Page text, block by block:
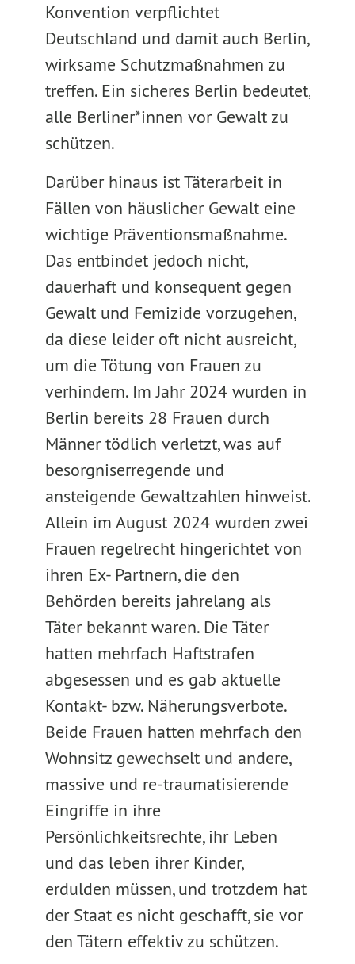
Konvention verpflichtet
Deutschland und damit auch Berlin,
wirksame Schutzmaßnahmen zu
treffen. Ein sicheres Berlin bedeutet,
alle Berliner*innen vor Gewalt zu
schützen.
Darüber hinaus ist Täterarbeit in
Fällen von häuslicher Gewalt eine
wichtige Präventionsmaßnahme.
Das entbindet jedoch nicht,
dauerhaft und konsequent gegen
Gewalt und Femizide vorzugehen,
da diese leider oft nicht ausreicht,
um die Tötung von Frauen zu
verhindern. Im Jahr 2024 wurden in
Berlin bereits 28 Frauen durch
Männer tödlich verletzt, was auf
besorgniserregende und
ansteigende Gewaltzahlen hinweist.
Allein im August 2024 wurden zwei
Frauen regelrecht hingerichtet von
ihren Ex- Partnern, die den
Behörden bereits jahrelang als
Täter bekannt waren. Die Täter
hatten mehrfach Haftstrafen
abgesessen und es gab aktuelle
Kontakt- bzw. Näherungsverbote.
Beide Frauen hatten mehrfach den
Wohnsitz gewechselt und andere,
massive und re-traumatisierende
Eingriffe in ihre
Persönlichkeitsrechte, ihr Leben
und das leben ihrer Kinder,
erdulden müssen, und trotzdem hat
der Staat es nicht geschafft, sie vor
den Tätern effektiv zu schützen.